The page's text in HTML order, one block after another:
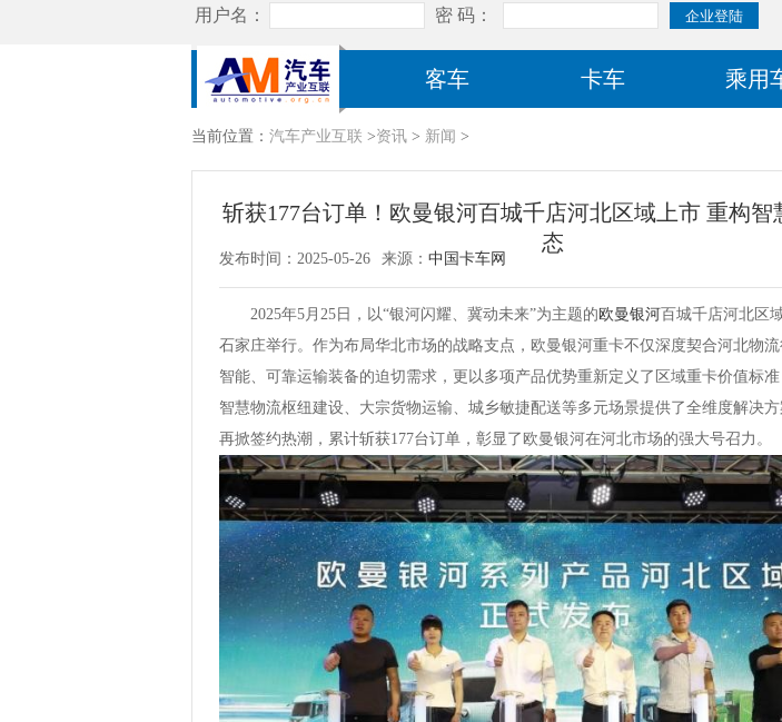
客车 卡车 乘用
当前位置： 汽车产业互联 >资讯 > 新闻 >
斩获177台订单！欧曼银河百城千店河北区域上市 重构智
态
发布时间：2025-05-26 来源： 中国卡车网
2025年5月25日，以“银河闪耀、冀动未来”为主题的欧曼银河百城千店河北区
石家庄举行。作为布局华北市场的战略支点，欧曼银河重卡不仅深度契合河北物流
智能、可靠运输装备的迫切需求，更以多项产品优势重新定义了区域重卡价值标
智慧物流枢纽建设、大宗货物运输、城乡敏捷配送等多元场景提供了全维度解决
再掀签约热潮，累计斩获177台订单，彰显了欧曼银河在河北市场的强大号召力。